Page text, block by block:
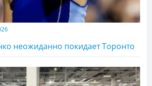
неожиданно покидает Торонто